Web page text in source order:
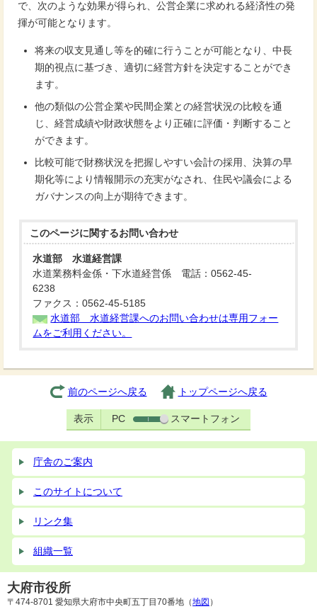
で、次のような効果が得られ、公営企業に求めれる経済性の発
揮が可能となります。
将来の収支見通し等を的確に行うことが可能となり、中長
期的視点に基づき、適切に経営方針を決定することができ
ます。
他の類似の公営企業や民間企業との経営状況の比較を通
じ、経営成績や財政状態をより正確に評価・判断すること
ができます。
比較可能で財務状況を把握しやすい会計の採用、決算の早
期化等により情報開示の充実がなされ、住民や議会による
ガバナンスの向上が期待できます。
このページに関するお問い合わせ
水道部 水道経営課
水道業務料金係・下水道経営係 電話：0562-45-
6238
ファクス：0562-45-5185
水道部 水道経営課へのお問い合わせは専用フォー
ムをご利用ください。
前のページへ戻る トップページへ戻る
表示 PC スマートフォン
庁舎のご案内
このサイトについて
リンク集
組織一覧
大府市役所
〒474-8701 愛知県大府市中央町五丁目70番地（地図 ）